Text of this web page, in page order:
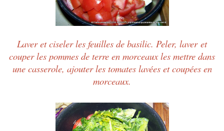
Laver et ciseler les feuilles de basilic. Peler, laver et
couper les pommes de terre en morceaux les mettre dans
une casserole, ajouter les tomates lavées et coupées en
morceaux.